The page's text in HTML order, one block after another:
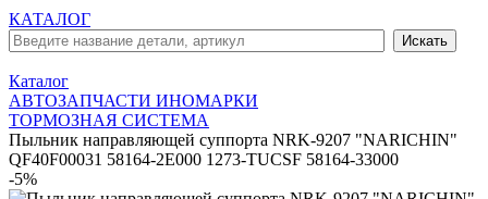
КАТАЛОГ
Каталог
АВТОЗАПЧАСТИ ИНОМАРКИ
ТОРМОЗНАЯ СИСТЕМА
Пыльник направляющей суппорта NRK-9207 "NARICHIN"
QF40F00031 58164-2E000 1273-TUCSF 58164-33000
-5%